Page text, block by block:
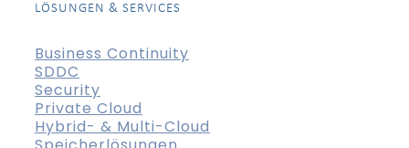
LÖSUNGEN & SERVICES
Business Continuity
SDDC
Security
Private Cloud
Hybrid- & Multi-Cloud